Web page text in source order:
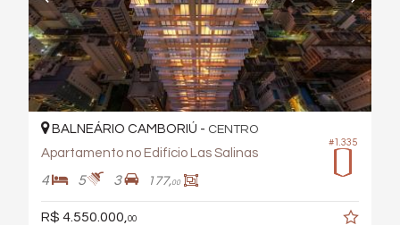
#1.335
BALNEÁRIO CAMBORIÚ - CENTRO
Apartamento no Edifício Las Salinas
4 5 3 177,00
R$ 4.550.000, 00